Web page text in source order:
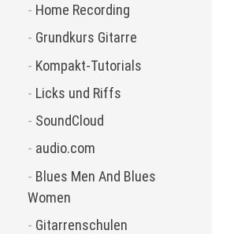
Home Recording
Grundkurs Gitarre
Kompakt-Tutorials
Licks und Riffs
SoundCloud
audio.com
Blues Men And Blues
Women
Gitarrenschulen